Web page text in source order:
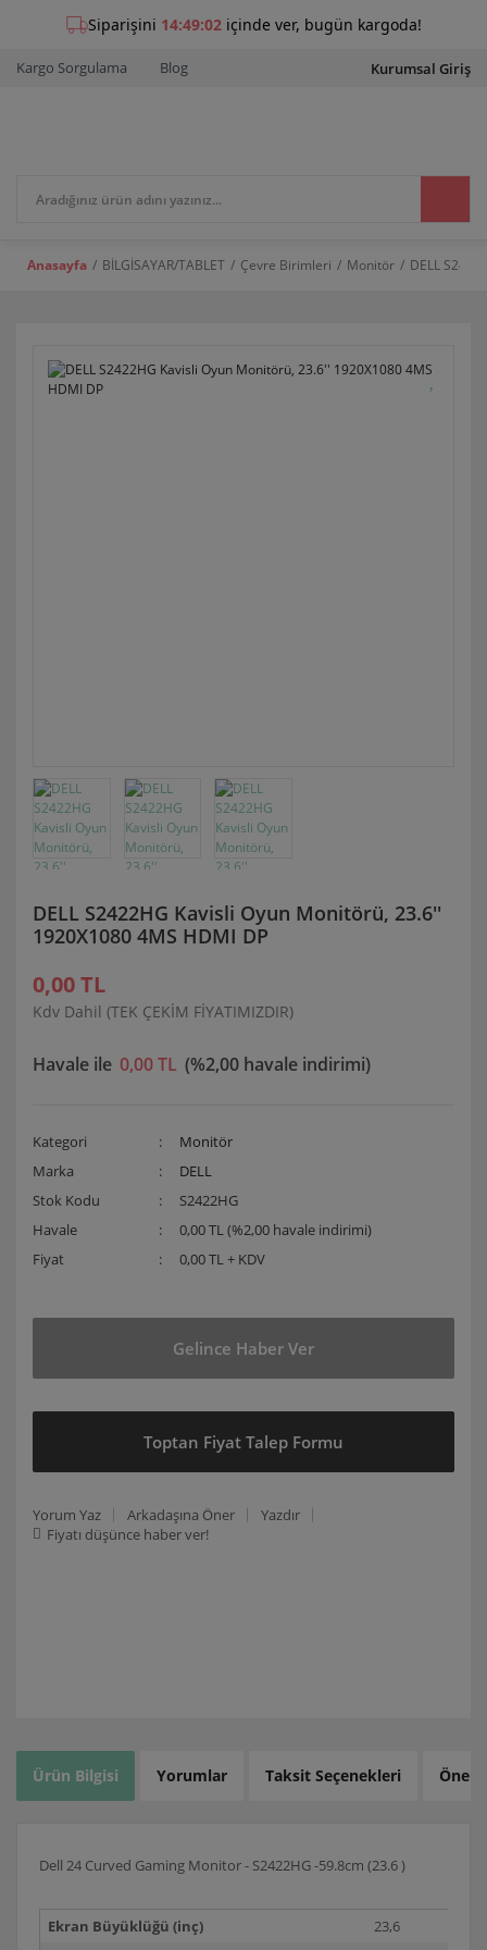
Kargo Sorgulama Blog Kurumsal Giriş
Anasayfa BİLGİSAYAR/TABLET Çevre Birimleri Monitör DELL
DELL S2422HG Kavisli Oyun Monitörü, 23.6''
1920X1080 4MS HDMI DP
0,00 TL
Kdv Dahil (TEK ÇEKİM FİYATIMIZDIR)
Havale ile 0,00 TL (%2,00 havale indirimi)
Kategori
Monitör
Marka
DELL
Stok Kodu
S2422HG
Havale
0,00 TL (%2,00 havale indirimi)
Fiyat
0,00 TL + KDV
Gelince Haber Ver
Toptan Fiyat Talep Formu
Yorum Yaz Arkadaşına Öner
Yazdır
Fiyatı düşünce haber ver!
Ürün Bilgisi Yorumlar Taksit Seçenekleri
Dell 24 Curved Gaming Monitor - S2422HG -59.8cm (23.6 )
Ekran Büyüklüğü (inç)
23,6